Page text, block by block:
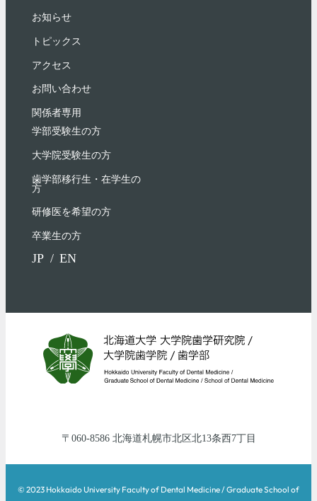
お知らせ
トピックス
アクセス
お問い合わせ
関係者専用
学部受験⽣の⽅
大学院受験生の方
歯学部移行生・在学⽣の
⽅
研修医を希望の方
卒業生の方
JP EN
060-8586 北海道札幌市北区北13条西7丁目
© 2023 Hokkaido University Faculty of Dental Medicine / Graduate School of